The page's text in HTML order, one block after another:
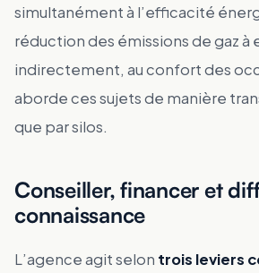
simultanément à l’efficacité
réduction des émissions de gaz à
indirectement, au confort des
aborde ces sujets de manière
que par silos.
Conseiller, financer et
connaissance
L’agence agit selon trois leviers